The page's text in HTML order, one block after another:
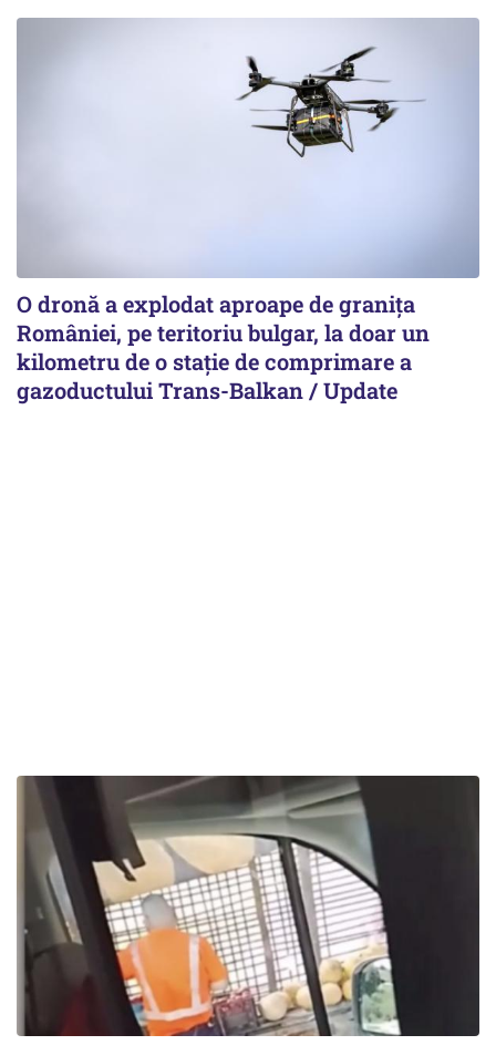
O dronă a explodat aproape de granița
României, pe teritoriu bulgar, la doar un
kilometru de o stație de comprimare a
gazoductului Trans-Balkan / Update